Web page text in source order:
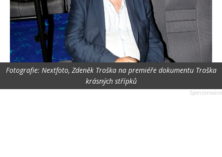
Fotografie: Nextfoto, Zdeněk Troška na premiéře dokumentu Troška
krásných střípků